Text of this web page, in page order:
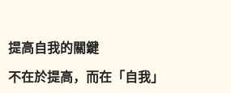
提高自我的關鍵
不在於提高，而在「自我」